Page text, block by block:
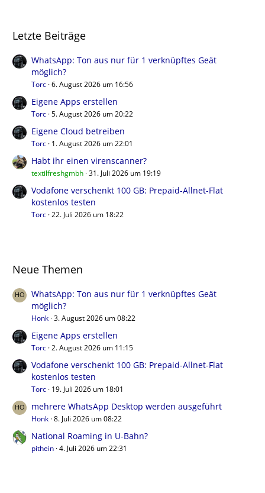
Letzte Beiträge
WhatsApp: Ton aus nur für 1 verknüpftes Geät
möglich?
Torc 6. August 2026 um 16:56
Eigene Apps erstellen
Torc 5. August 2026 um 20:22
Eigene Cloud betreiben
Torc 1. August 2026 um 22:01
Habt ihr einen virenscanner?
textilfreshgmbh 31. Juli 2026 um 19:19
Vodafone verschenkt 100 GB: Prepaid-Allnet-Flat
kostenlos testen
Torc 22. Juli 2026 um 18:22
Neue Themen
WhatsApp: Ton aus nur für 1 verknüpftes Geät
möglich?
Honk 3. August 2026 um 08:22
Eigene Apps erstellen
Torc 2. August 2026 um 11:15
Vodafone verschenkt 100 GB: Prepaid-Allnet-Flat
kostenlos testen
Torc 19. Juli 2026 um 18:01
mehrere WhatsApp Desktop werden ausgeführt
Honk 8. Juli 2026 um 08:22
National Roaming in U-Bahn?
pithein 4. Juli 2026 um 22:31